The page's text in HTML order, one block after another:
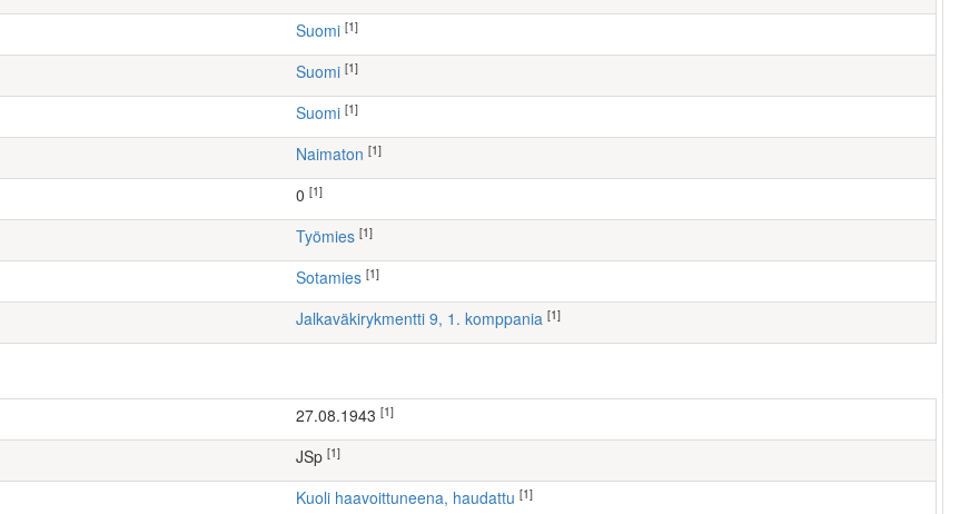
Suomi [1]
Suomi [1]
Suomi [1]
Naimaton [1]
[1]
työmies [1]
Sotamies [1]
Jalkaväkirykmentti 9, 1. komppania [1]
27.08.1943 [1]
JSp [1]
Kuoli haavoittuneena, haudattu [1]